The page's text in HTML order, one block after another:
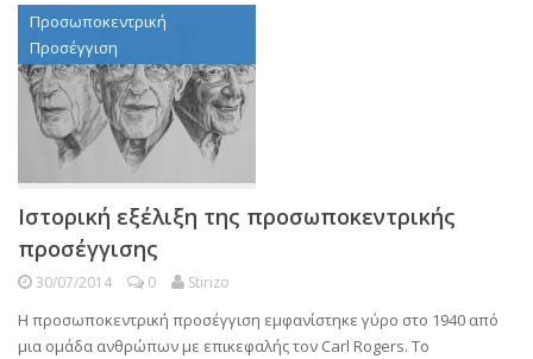
Προσωποκεντρική
Προσέγγιση
Ιστορική εξέλιξη της προσωποκεντρικής
προσέγγισης
30/07/2014 0 Stirizo
Η προσωποκεντρική προσέγγιση εμφανίστηκε γύρο στο 1940 από
μια ομάδα ανθρώπων με επικεφαλής τον Carl Rogers. Το